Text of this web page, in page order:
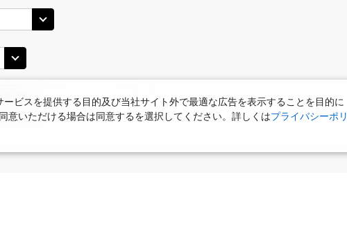
ビスを提供する目的及び当社サイト外で最適な広告を表示することを目的に
意いただける場合は同意するを選択してください。詳しくはプライバシーポリ